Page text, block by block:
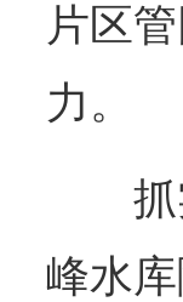
片区
力。
峰水